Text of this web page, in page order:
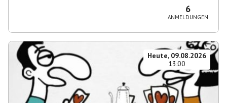
6
ANMELDUNGEN
Heute, 09.08.2026
13:00